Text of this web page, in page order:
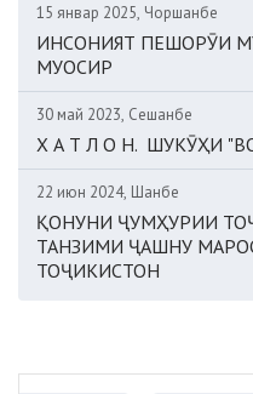
15 январ 2025, Чоршанбе
ИНСОНИЯТ ПЕШОРӮИ
МУОСИР
30 май 2023, Сешанбе
Х А Т Л О Н. ШУКӮҲИ
22 июн 2024, Шанбе
ҚОНУНИ ҶУМҲУРИИ
ТАНЗИМИ ҶАШНУ
ТОҶИКИСТОН